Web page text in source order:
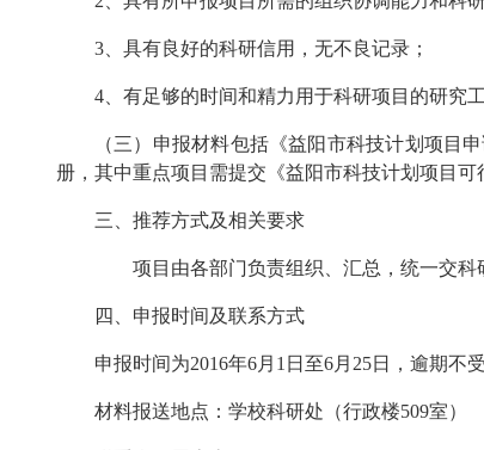
3、具有良好的科研信用，无不良记录；
4、有足够的时间和精力用于科研项目的研究工
（三）申报材料包括《益阳市科技计划项目
册，其中重点项目需提交《益阳市科技计划项目
三、推荐方式及相关要求
项目由各部门负责组织、汇总，统一交科
四、申报时间及联系方式
申报时间为2016年6月1日至6月25日，逾期不受
材料报送地点：学校科研处（行政楼509室）